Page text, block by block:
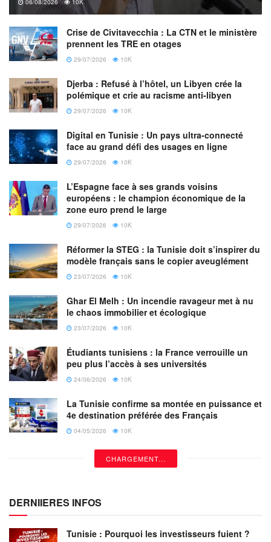
Conseils de comportement
Ne pas stationner sous un arbre isolé, ni sous un
surplomb.
Éviter de manipuler tout conducteur d’électricité (eau
qui ruisselle…).
S’asseoir par terre, car la foudre est attirée par tout ce
qui dépasse (un arbre, un pic, ou un homme debout).
Ne pas s’allonger ni s’appuyer contre une paroi.
S’isoler au maximum du sol au moyen de tout
matériau isolant : rouleau de corde, sac de couchage
ou sac à dos dont l’armature est posée sur le sol.
En montagne
Éviter les arêtes et les sommets.
Si l’on est surpris sur un sommet, descendre le plus
S’éloigner de tout objet métallique (piolets, crampons,
Crise de Civitavecchia : La CTN et le ministère
prennent les TRE en otages
29/07/2026 10K
Djerba : Refusé à l’hôtel, un Libyen crée la
polémique et crie au racisme anti-libyen
29/07/2026 10K
Digital en Tunisie : Un pays ultra-connecté
face au grand défi des usages en ligne
29/07/2026 10K
L’Espagne face à ses grands voisins
européens : le champion économique de la
zone euro prend le large
29/07/2026 10K
Réformer la STEG : la Tunisie doit s’inspirer du
modèle français sans le copier aveuglément
23/07/2026 10K
Ghar El Melh : Un incendie ravageur met à nu
le chaos immobilier et écologique
23/07/2026 10K
Étudiants tunisiens : la France verrouille un
peu plus l’accès à ses universités
24/06/2026 10K
La Tunisie confirme sa montée en puissance et
4e destination préférée des Français
04/05/2026 10K
CHARGEMENT...
DERNIIERES INFOS
Tunisie : Pourquoi les investisseurs fuient ?